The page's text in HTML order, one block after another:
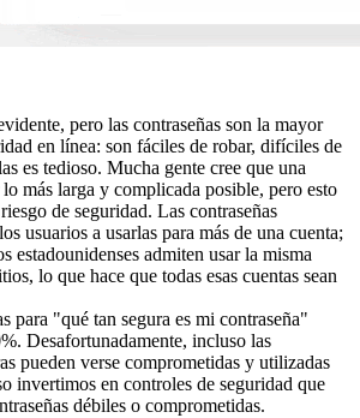
pero las contraseñas son la mayor
en línea: son fáciles de robar, difíciles de
es tedioso. Mucha gente cree que una
lo más larga y complicada posible, pero esto
de seguridad. Las contraseñas
usuarios a usarlas para más de una cuenta;
estadounidenses admiten usar la misma
lo que hace que todas esas cuentas sean
para "qué tan segura es mi contraseña"
Desafortunadamente, incluso las
pueden verse comprometidas y utilizadas
invertimos en controles de seguridad que
débiles o comprometidas.